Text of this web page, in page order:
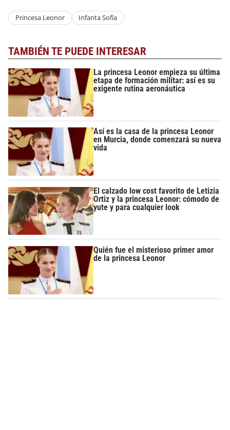
Princesa Leonor Infanta Sofía
TAMBIÉN TE PUEDE INTERESAR
La princesa Leonor empieza su última
etapa de formación militar: así es su
exigente rutina aeronáutica
Así es la casa de la princesa Leonor
en Murcia, donde comenzará su nueva
vida
El calzado low cost favorito de Letizia
Ortiz y la princesa Leonor: cómodo de
yute y para cualquier look
Quién fue el misterioso primer amor
de la princesa Leonor